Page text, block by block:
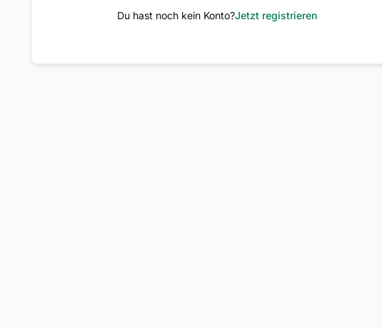
Du hast noch kein Konto?Jetzt registrieren